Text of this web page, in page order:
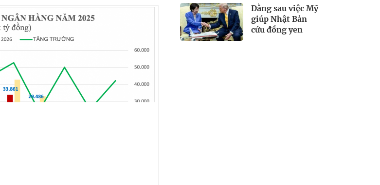
vào loạt cổ phiếu
'họ' Gelex
Đằng sau việc Mỹ
giúp Nhật Bản
cứu đồng yen